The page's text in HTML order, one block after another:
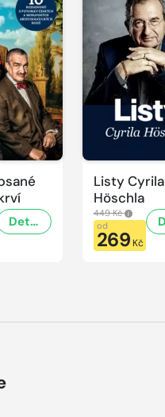
Detail
Listy Cyrila
Höschla
449 Kč
od
269 Kč